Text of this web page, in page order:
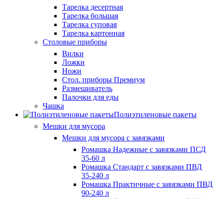
Тарелка десертная
Тарелка большая
Тарелка суповая
Тарелка картонная
Столовые приборы
Вилки
Ложки
Ножи
Стол. приборы Премиум
Размешиватель
Палочки для еды
Чашка
Полиэтиленовые пакеты
Мешки для мусора
Мешки для мусора с завязками
Ромашка Надежные с завязками ПСД
35-60 л
Ромашка Стандарт с завязками ПВД
35-240 л
Ромашка Практичные с завязками ПВД
90-240 л